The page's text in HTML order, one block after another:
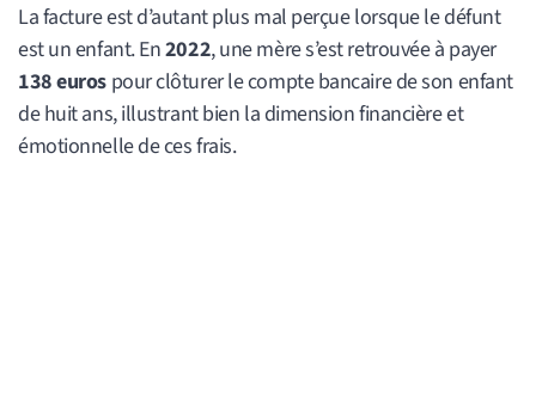
La facture est d’autant plus mal perçue lorsque le défunt
est un enfant. En2022, une mère s’est retrouvée à payer
138 eurospour clôturer le compte bancaire de son enfant
de huit ans, illustrant bien la dimension financière et
émotionnelle de ces frais.